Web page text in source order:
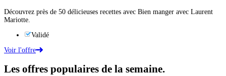
Découvrez près de 50 délicieuses recettes avec Bien manger avec Laurent
Mariotte.
Validé
Voir l'offre
Les offres populaires de la semaine.